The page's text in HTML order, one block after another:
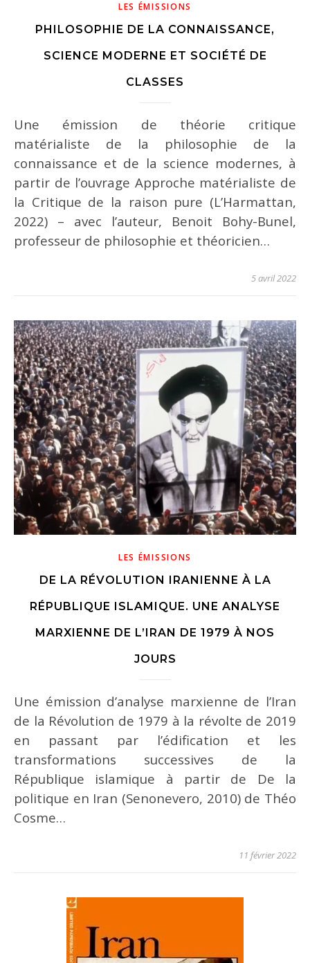
LES ÉMISSIONS
PHILOSOPHIE DE LA CONNAISSANCE,
SCIENCE MODERNE ET SOCIÉTÉ DE
CLASSES
Une émission de théorie critique
matérialiste de la philosophie de la
connaissance et de la science modernes, à
partir de l’ouvrage Approche matérialiste de
la Critique de la raison pure (L’Harmattan,
2022) – avec l’auteur, Benoit Bohy-Bunel,
professeur de philosophie et théoricien…
5 avril 2022
LES ÉMISSIONS
DE LA RÉVOLUTION IRANIENNE À LA
RÉPUBLIQUE ISLAMIQUE. UNE ANALYSE
MARXIENNE DE L’IRAN DE 1979 À NOS
JOURS
Une émission d’analyse marxienne de l’Iran
de la Révolution de 1979 à la révolte de 2019
en passant par l’édification et les
transformations successives de la
République islamique à partir de De la
politique en Iran (Senonevero, 2010) de Théo
Cosme…
11 février 2022